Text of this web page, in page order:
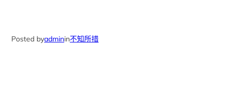
Posted byadminin不知所措